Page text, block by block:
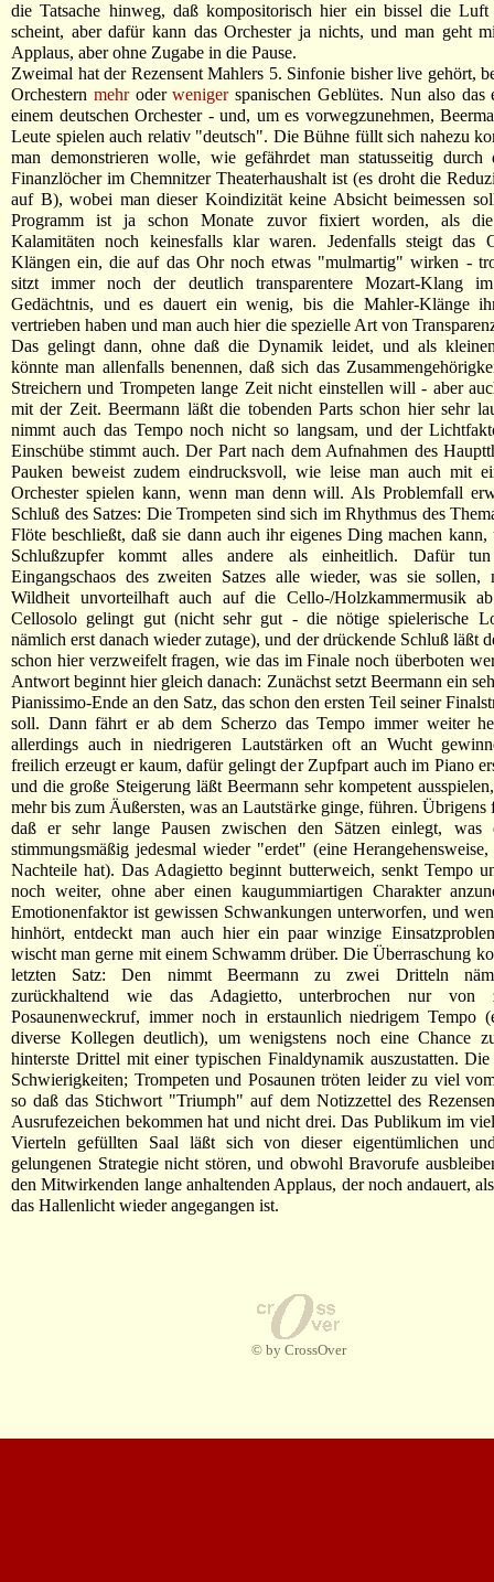
die Tatsache hinweg, daß kompositorisch hier ein bissel die
scheint, aber dafür kann das Orchester ja nichts, und man geht
Applaus, aber ohne Zugabe in die Pause.
Zweimal hat der Rezensent Mahlers 5. Sinfonie bisher live gehört,
Orchestern mehroderwenigerspanischen Geblütes. Nun also das
einem deutschen Orchester - und, um es vorwegzunehmen,
Leute spielen auch relativ "deutsch". Die Bühne füllt sich nahezu
man demonstrieren wolle, wie gefährdet man statusseitig durch
Finanzlöcher im Chemnitzer Theaterhaushalt ist (es droht die
auf B), wobei man dieser Koindizität keine Absicht beimessen
Programm ist ja schon Monate zuvor fixiert worden, als die
Kalamitäten noch keinesfalls klar waren. Jedenfalls steigt das
Klängen ein, die auf das Ohr noch etwas "mulmartig" wirken -
sitzt immer noch der deutlich transparentere Mozart-Klang im
Gedächtnis, und es dauert ein wenig, bis die Mahler-Klänge
vertrieben haben und man auch hier die spezielle Art von
Das gelingt dann, ohne daß die Dynamik leidet, und als
könnte man allenfalls benennen, daß sich das
Streichern und Trompeten lange Zeit nicht einstellen will - aber
mit der Zeit. Beermann läßt die tobenden Parts schon hier sehr
nimmt auch das Tempo noch nicht so langsam, und der
Einschübe stimmt auch. Der Part nach dem Aufnahmen des
Pauken beweist zudem eindrucksvoll, wie leise man auch mit
Orchester spielen kann, wenn man denn will. Als Problemfall
Schluß des Satzes: Die Trompeten sind sich im Rhythmus des
Flöte beschließt, daß sie dann auch ihr eigenes Ding machen kann,
Schlußzupfer kommt alles andere als einheitlich. Dafür
Eingangschaos des zweiten Satzes alle wieder, was sie
Wildheit unvorteilhaft auch auf die Cello-/Holzkammermusik
Cellosolo gelingt gut (nicht sehr gut - die nötige spielerische
nämlich erst danach wieder zutage), und der drückende Schluß läßt
schon hier verzweifelt fragen, wie das im Finale noch überboten
Antwort beginnt hier gleich danach: Zunächst setzt Beermann ein
Pianissimo-Ende an den Satz, das schon den ersten Teil seiner
soll. Dann fährt er ab dem Scherzo das Tempo immer weiter
allerdings auch in niedrigeren Lautstärken oft an Wucht
freilich erzeugt er kaum, dafür gelingt der Zupfpart auch im Piano
und die große Steigerung läßt Beermann sehr kompetent
mehr bis zum Äußersten, was an Lautstärke ginge, führen. Übrigens
daß er sehr lange Pausen zwischen den Sätzen einlegt, was
stimmungsmäßig jedesmal wieder "erdet" (eine
Nachteile hat). Das Adagietto beginnt butterweich, senkt Tempo
noch weiter, ohne aber einen kaugummiartigen Charakter
Emotionenfaktor ist gewissen Schwankungen unterworfen, und
hinhört, entdeckt man auch hier ein paar winzige
wischt man gerne mit einem Schwamm drüber. Die Überraschung
letzten Satz: Den nimmt Beermann zu zwei Dritteln
zurückhaltend wie das Adagietto, unterbrochen nur von
Posaunenweckruf, immer noch in erstaunlich niedrigem Tempo
diverse Kollegen deutlich), um wenigstens noch eine Chance
hinterste Drittel mit einer typischen Finaldynamik auszustatten.
Schwierigkeiten; Trompeten und Posaunen tröten leider zu viel
so daß das Stichwort "Triumph" auf dem Notizzettel des
Ausrufezeichen bekommen hat und nicht drei. Das Publikum im
Vierteln gefüllten Saal läßt sich von dieser eigentümlichen
gelungenen Strategie nicht stören, und obwohl Bravorufe
den Mitwirkenden lange anhaltenden Applaus, der noch andauert,
das Hallenlicht wieder angegangen ist.
© by CrossOver